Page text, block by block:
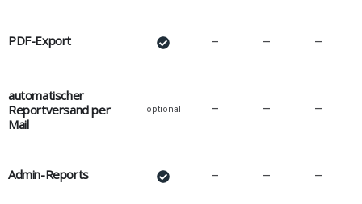
PDF-Export – – –
automatischer
Reportversand per
Mail
optional – – –
Admin-Reports – – –